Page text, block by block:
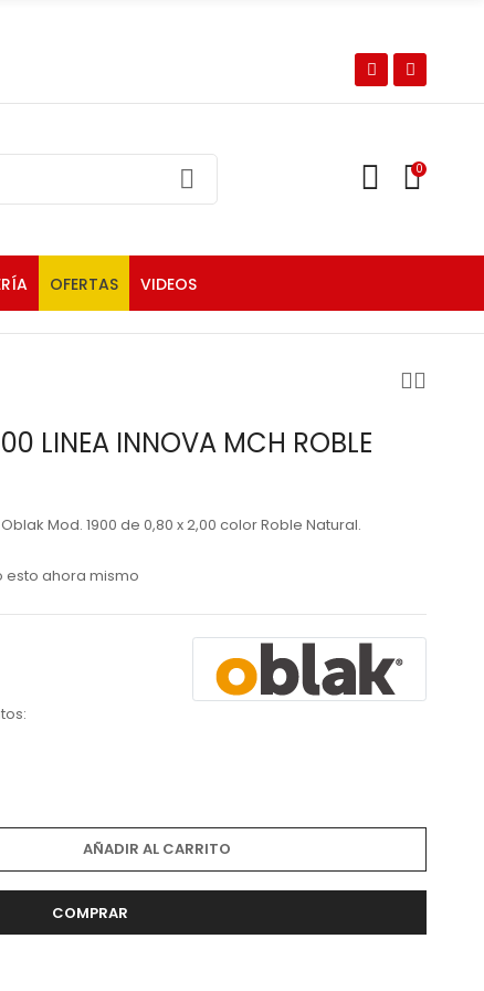
0
OFERTAS VIDEOS
LINEA INNOVA MCH ROBLE
Mod. 1900 de 0,80 x 2,00 color Roble Natural.
esto ahora mismo
AÑADIR AL CARRITO
COMPRAR